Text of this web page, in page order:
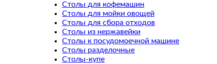
Столы для кофемашин
Столы для мойки овощей
Столы для сбора отходов
Столы из нержавейки
Столы к посудомоечной машине
Столы разделочные
Столы-купе